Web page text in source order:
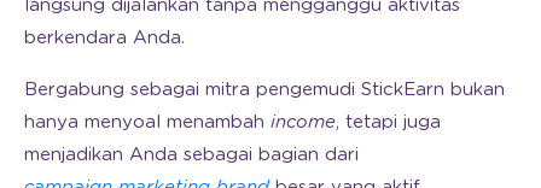
langsung dijalankan tanpa mengganggu aktivitas
berkendara Anda.
Bergabung sebagai mitra pengemudi StickEarn bukan
hanya menyoal menambah income, tetapi juga
menjadikan Anda sebagai bagian dari